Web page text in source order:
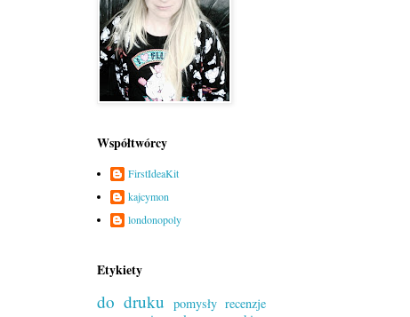
Współtwórcy
FirstIdeaKit
kajcymon
londonopoly
Etykiety
do druku pomysły recenzje